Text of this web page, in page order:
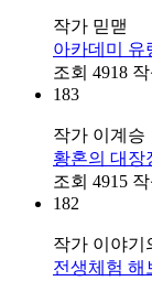
작가 믿맫
아카데미 유
조회 4918
183
작가 이계승
황혼의 대장
조회 4915
182
작가 이야기
전생체험 해